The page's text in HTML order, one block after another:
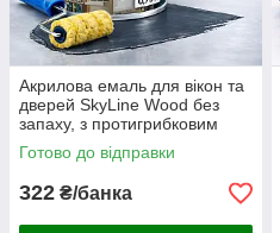
Акрилова емаль для вікон та
дверей SkyLine Wood без
запаху, з протигрибковим
ефектом, графітова, 0.75 л
Готово до відправки
322 ₴/банка